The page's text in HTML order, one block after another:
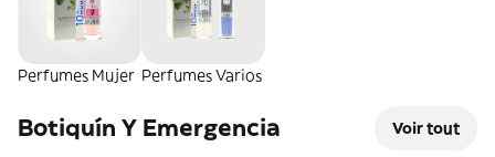
Perfumes Mujer Perfumes Varios
Botiquín Y Emergencia Voir tout